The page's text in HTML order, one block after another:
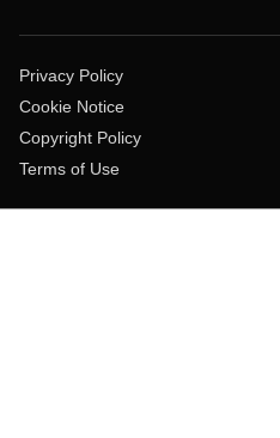
Privacy Policy
Cookie Notice
Copyright Policy
Terms of Use